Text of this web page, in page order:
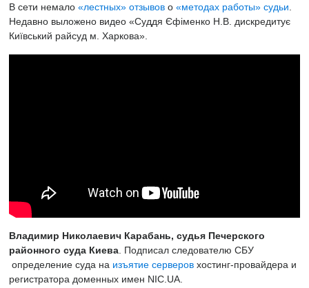
В сети немало «лестных» отзывов о «методах работы» судьи
Недавно выложено видео «Суддя Єфіменко Н.В. дискредитує
Київський райсуд м. Харкова».
Владимир Николаевич Карабань, судья Печерского
районного суда Киева. Подписал следователю СБУ
определение суда на изъятие серверов хостинг-провайдера и
регистратора доменных имен NIC.UA.